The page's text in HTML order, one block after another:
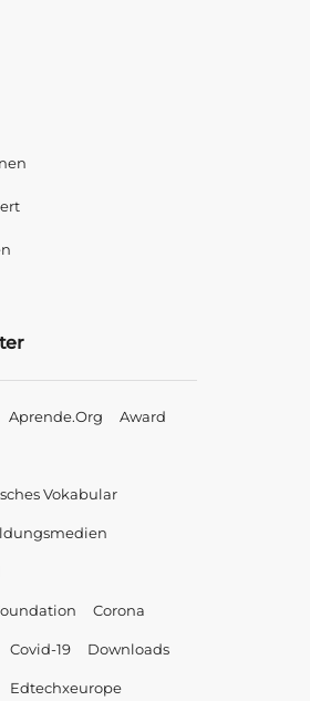
Aprende.org Award
Vokabular
Corona
Covid-19 Downloads
Edtechxeurope